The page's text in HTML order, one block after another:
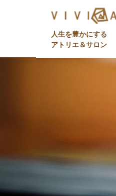
⼈⽣を豊かにする
アトリエ＆サロン